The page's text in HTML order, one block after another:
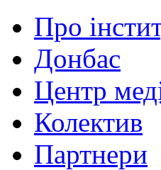
Про
Донбас
Центр
Колектив
Партнери